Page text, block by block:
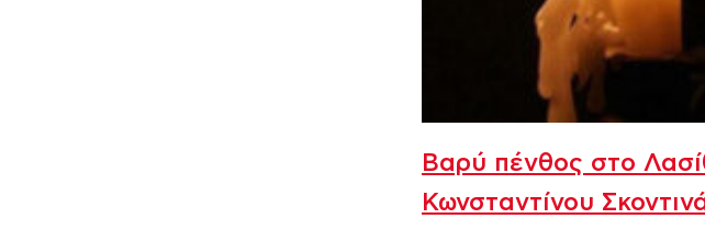
Βαρύ πένθος στο
Κωνσταντίνου